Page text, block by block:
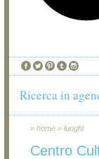
Ricerca in
» home » luoghi
Centro